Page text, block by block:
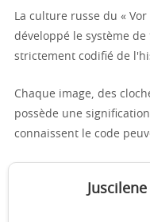
La culture russe du «
développé le système
strictement codifié de
Chaque image, des
possède une
connaissent le code